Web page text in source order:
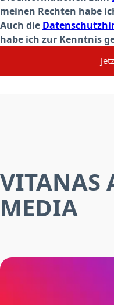
meinen Rechten habe
Auch die
habe ich zur Kenntnis
VITANAS
MEDIA